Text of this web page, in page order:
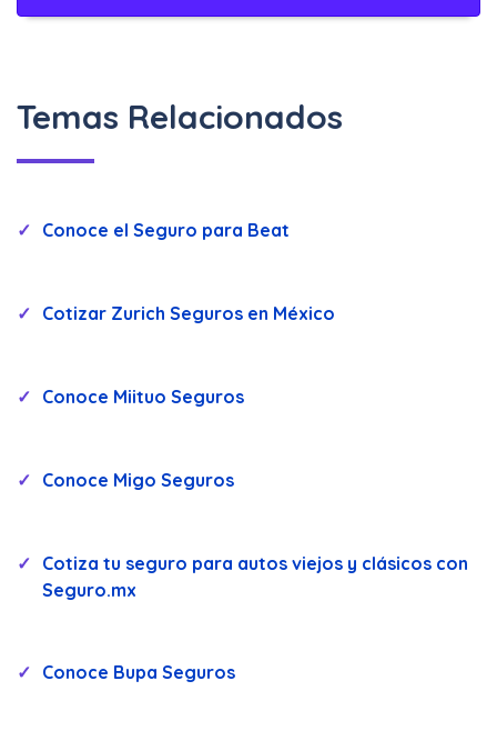
Temas Relacionados
Conoce el Seguro para Beat
Cotizar Zurich Seguros en México
Conoce Miituo Seguros
Conoce Migo Seguros
Cotiza tu seguro para autos viejos y clásicos con
Seguro.mx
Conoce Bupa Seguros